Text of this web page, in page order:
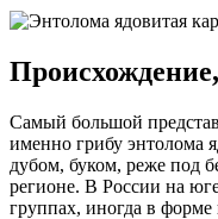
Происхождение,
Самый большой
именно грибу энтолома
дубом, буком, реже под
регионе. В России на
группах, иногда в